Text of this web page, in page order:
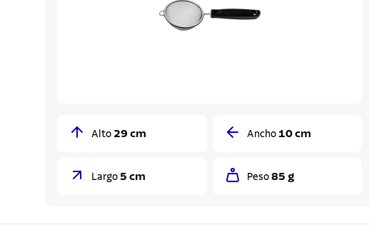
Alto 29 cm Ancho 10 cm
Largo 5 cm Peso 85 g